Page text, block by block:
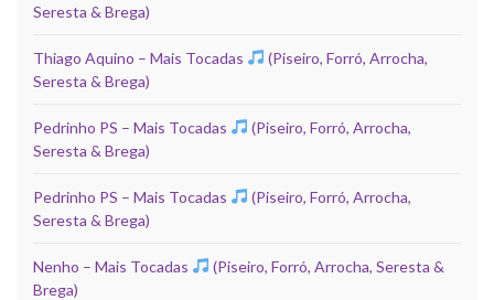
Seresta & Brega)
Thiago Aquino – Mais Tocadas
(Piseiro, Forró, Arrocha,
Seresta & Brega)
Pedrinho PS – Mais Tocadas
(Piseiro, Forró, Arrocha,
Seresta & Brega)
Pedrinho PS – Mais Tocadas
(Piseiro, Forró, Arrocha,
Seresta & Brega)
Nenho – Mais Tocadas
(Piseiro, Forró, Arrocha, Seresta &
Brega)